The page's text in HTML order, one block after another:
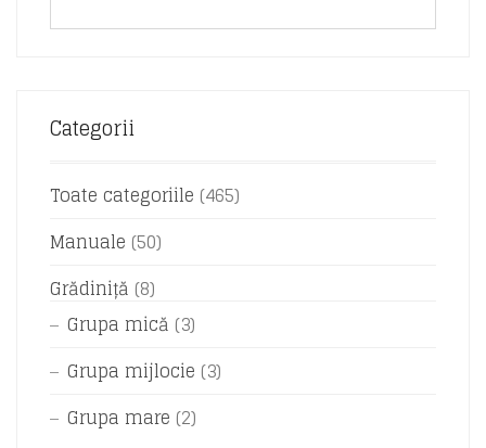
Categorii
Toate categoriile (465)
Manuale (50)
Grădiniță (8)
Grupa mică (3)
Grupa mijlocie (3)
Grupa mare (2)